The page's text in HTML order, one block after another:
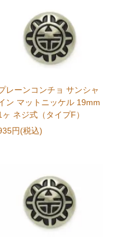
レーンコンチョ サンシャ
ン マットニッケル 19mm
ヶ ネジ式（タイプF）
円(税込)